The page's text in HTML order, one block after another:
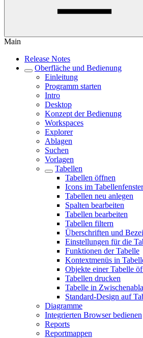
Main
Release Notes
Oberfläche und Bedienung
Einleitung
Programm starten
Intro
Desktop
Konzept der Bedienung
Workspaces
Explorer
Ablagen
Suchen
Vorlagen
Tabellen
Tabellen öffnen
Icons im Tabellenfenster
Tabellen neu anlegen
Spalten bearbeiten
Tabellen bearbeiten
Tabellen filtern
Überschriften und
Einstellungen für die
Funktionen der Tabelle
Kontextmenüs in
Objekte einer Tabelle
Tabellen drucken
Tabelle in
Standard-Design auf
Diagramme
Integrierten Browser bedienen
Reports
Reportmappen